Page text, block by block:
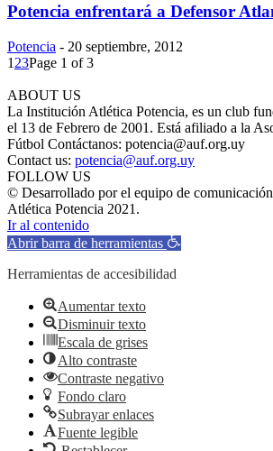
Potencia enfrentará a Defensor
Potencia - 20 septiembre, 2012
1 23Page 1 of 3
ABOUT US
La Institución Atlética Potencia, es un club
el 13 de Febrero de 2001. Está afiliado a la
Fútbol Contáctanos: potencia@auf.org.uy
Contact us: potencia@auf.org.uy
FOLLOW US
© Desarrollado por el equipo de
Atlética Potencia 2021.
Ir al contenido
Abrir barra de herramientas
Herramientas de accesibilidad
Aumentar texto
Disminuir texto
Escala de grises
Alto contraste
Contraste negativo
Fondo claro
Subrayar enlaces
Fuente legible